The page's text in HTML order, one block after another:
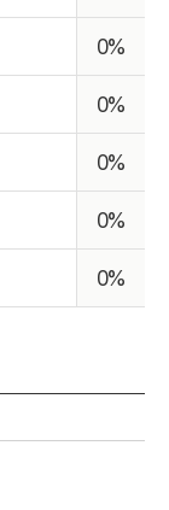
0%
0%
0%
0%
0%